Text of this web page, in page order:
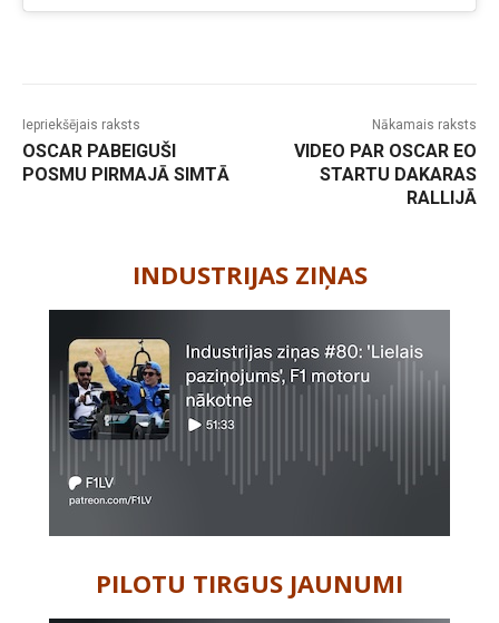
Iepriekšējais raksts
OSCAR PABEIGUŠI
POSMU PIRMAJĀ SIMTĀ
Nākamais raksts
VIDEO PAR OSCAR EO
STARTU DAKARAS
RALLIJĀ
INDUSTRIJAS ZIŅAS
PILOTU TIRGUS JAUNUMI